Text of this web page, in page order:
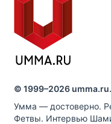
© 1999–2026 umma.ru.
Умма — достоверно.
Фетвы. Интервью